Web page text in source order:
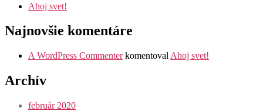
Ahoj svet!
Najnovšie komentáre
A WordPress Commenterkomentoval Ahoj svet!
Archív
február 2020